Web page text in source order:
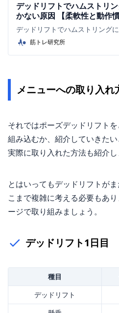
デッドリフトでハムストリ
かない原因 【柔軟性と動作
て】 | 筋トレ研究所
デッドリフトでハムストリング
で、腰にばっか筋肉痛がきてしま
へ。正しいやり方でやれば、腰へ
筋トレ研究所
メニューへの取り入れ
それではポーズデッドリフト
組み込むか、紹介していきた
実際に取り入れた方法も紹介し
とはいってもデッドリフトが
こまで複雑に考える必要もあ
ージで取り組みましょう。
デッドリフト1日目
種目
デッドリフト